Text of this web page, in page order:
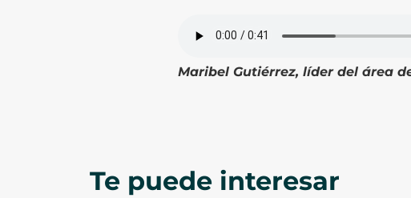
Maribel Gutiérrez, líder del área
Te puede interesar